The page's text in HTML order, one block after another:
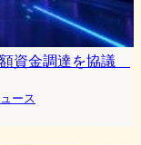
資金調達を協議
ース